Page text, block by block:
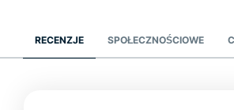
RECENZJE SPOŁECZNOŚCIOWE